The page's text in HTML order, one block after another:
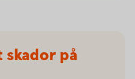
skador på